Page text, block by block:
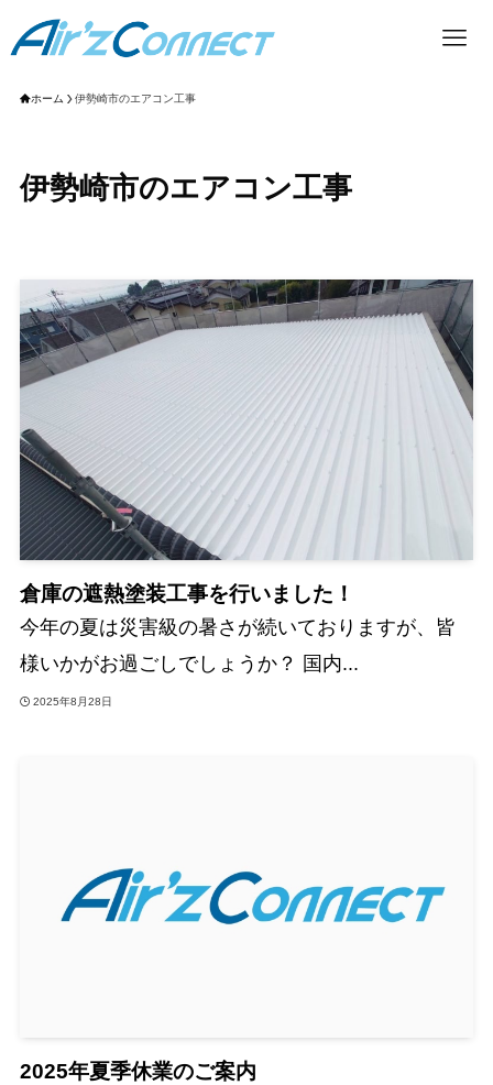
ホーム 伊勢崎市のエアコン工事
伊勢崎市のエアコン工事
倉庫の遮熱塗装工事を行いました！
今年の夏は災害級の暑さが続いておりますが、皆
様いかがお過ごしでしょうか？ 国内...
2025年8月28日
2025年夏季休業のご案内